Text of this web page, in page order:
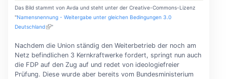
Das Bild stammt von Avda und steht unter der Creative-Commons-Lizenz
"Namensnennung - Weitergabe unter gleichen Bedingungen 3.0
Deutschland
"
Nachdem die Union ständig den Weiterbetrieb der noch am
Netz befindlichen 3 Kernkraftwerke fordert, springt nun auch
die FDP auf den Zug auf und redet von ideologiefreier
Prüfung. Diese wurde aber bereits vom Bundesministerium